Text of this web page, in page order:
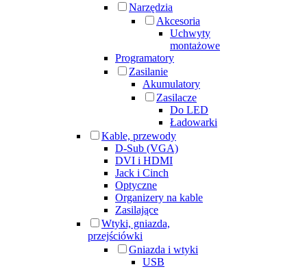
Narzędzia
Akcesoria
Uchwyty
montażowe
Programatory
Zasilanie
Akumulatory
Zasilacze
Do LED
Ładowarki
Kable, przewody
D-Sub (VGA)
DVI i HDMI
Jack i Cinch
Optyczne
Organizery na kable
Zasilające
Wtyki, gniazda,
przejściówki
Gniazda i wtyki
USB